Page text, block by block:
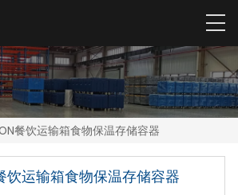
餐饮运输箱食物保温存储容器
饮运输箱食物保温存储容器